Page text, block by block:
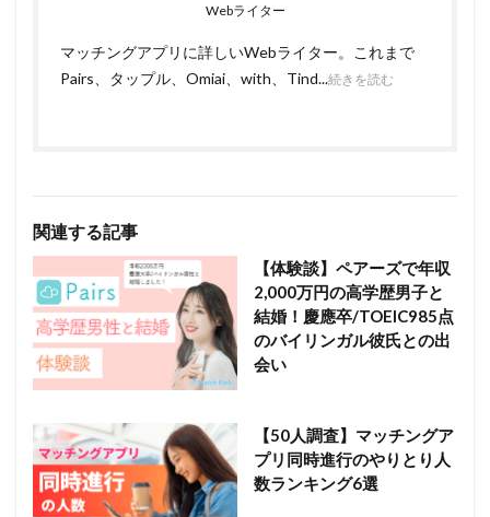
Webライター
マッチングアプリに詳しいWebライター。これまで
Pairs、タップル、Omiai、with、Tind...続きを読む
関連する記事
【体験談】ペアーズで年収
2,000万円の高学歴男子と
結婚！慶應卒/TOEIC985点
のバイリンガル彼氏との出
会い
【50人調査】マッチングア
プリ同時進行のやりとり人
数ランキング6選